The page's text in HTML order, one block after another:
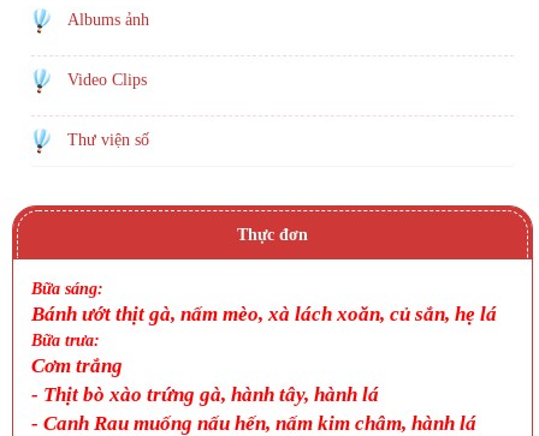
Albums ảnh
Video Clips
Thư viện số
Thực đơn
Bữa sáng:
Bánh ướt thịt gà, nấm mèo, xà lách xoăn, củ sắn, hẹ lá
Bữa trưa:
Cơm trắng
- Thịt bò xào trứng gà, hành tây, hành lá
- Canh Rau muống nấu hến, nấm kim châm, hành lá